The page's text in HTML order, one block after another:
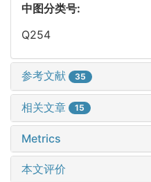
中图分类号:
Q254
参考文献 35
相关文章 15
Metrics
本文评价